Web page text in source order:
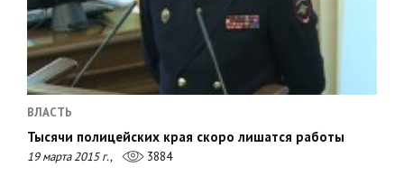
ВЛАСТЬ
Тысячи полицейских края скоро лишатся работы
19 марта 2015 г., 3884